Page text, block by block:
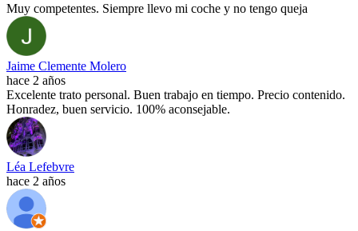
Muy competentes. Siempre llevo mi coche y no tengo queja
Jaime Clemente Molero
hace 2 años
Excelente trato personal. Buen trabajo en tiempo. Precio contenido.
Honradez, buen servicio. 100% aconsejable.
Léa Lefebvre
hace 2 años